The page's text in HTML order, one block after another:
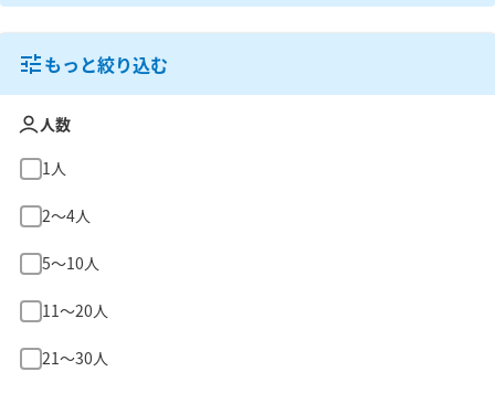
もっと絞り込む
人数
1人
2〜4人
5〜10人
11〜20人
21〜30人